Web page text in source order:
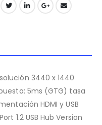
3440 x 1440
5ms (GTG) tasa
HDMI y USB
1.2 USB Hub Version